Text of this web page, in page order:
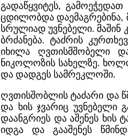
გადაწყვიტეს,
ცდილობდა დაემაგრებინა,
სრულიად უვნებელი. მაშინ
ბრძანება. ტაძრის
იხილა ღვთისმშობელი
ნიკოლოზის სახელზე.
და დადგეს სამრეკლოში.
ღვთისშობლის ტაძარი და
და ხის ჯვარიც უვნებელი
დაანგრიეს და აშენეს ხის
იდგა და გააშენეს